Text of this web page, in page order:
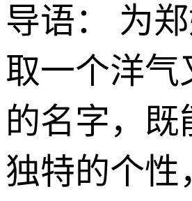
导语： 为
取一个洋气
的名字，既
独特的个性